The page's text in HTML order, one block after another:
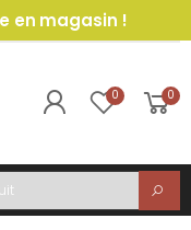
en magasin !
0 0